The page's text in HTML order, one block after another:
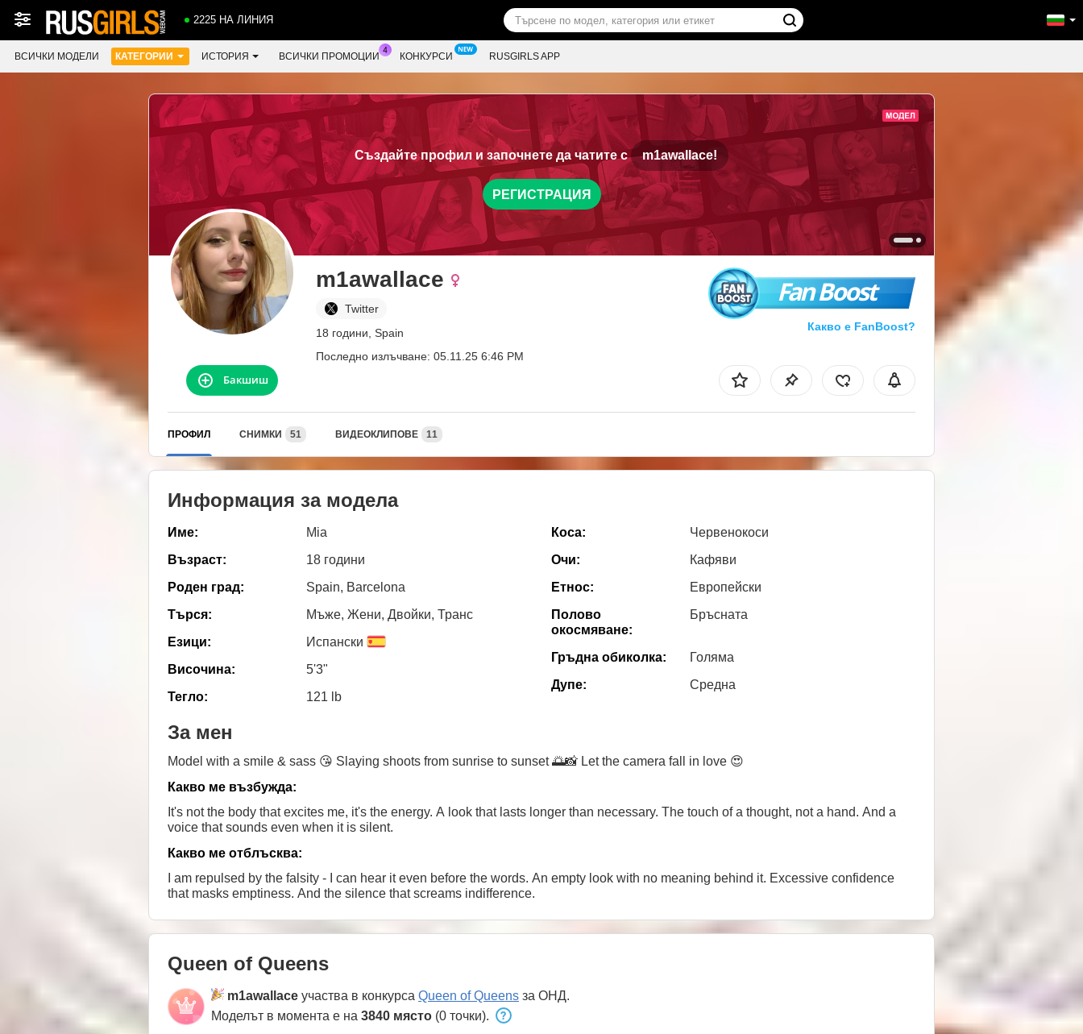
2225 НА ЛИНИЯ
ВСИЧКИ МОДЕЛИ КАТЕГОРИИ ИСТОРИЯ ВСИЧКИ ПРОМОЦИИ КОНКУРСИ RUSGIRLS APP
Създайте профил и започнете да чатите с m1awallace!
РЕГИСТРАЦИЯ
m1awallace
Twitter
18 години, Spain
Последно излъчване: 05.11.25 6:46 PM
Fan Boost
Какво е FanBoost?
Бакшиш
ПРОФИЛ СНИМКИ 51 ВИДЕОКЛИПОВЕ 11
Информация за модела
Име:
Mia
Възраст:
18 години
Роден град:
Spain, Barcelona
Търся:
Мъже, Жени, Двойки, Транс
Езици:
Испански
Височина:
5'3"
Тегло:
121 lb
Коса:
Червенокоси
Очи:
Кафяви
Етнос:
Европейски
Полово
окосмяване:
Бръсната
Гръдна обиколка:
Голяма
Дупе:
Среднa
За мен
Model with a smile & sass 😘 Slaying shoots from sunrise to sunset 🌅📸 Let the camera fall in love 😍
Какво ме възбужда:
It's not the body that excites me, it's the energy. A look that lasts longer than necessary. The touch of a thought, not a hand. And a
voice that sounds even when it is silent.
Какво ме отблъсква:
I am repulsed by the falsity - I can hear it even before the words. An empty look with no meaning behind it. Excessive confidence
that masks emptiness. And the silence that screams indifference.
Queen of Queens
m1awallace участва в конкурса Queen of Queens за ОНД.
Моделът в момента е на 3840 място (0 точки).